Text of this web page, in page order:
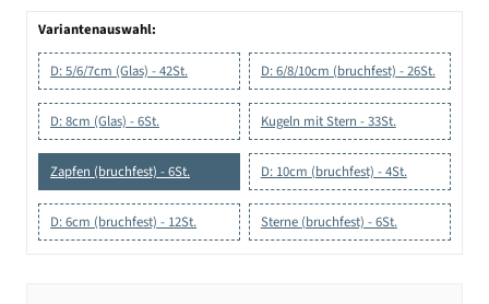
Variantenauswahl:
D: 5/6/7cm (Glas) - 42St. D: 6/8/10cm (bruchfest) - 26St.
D: 8cm (Glas) - 6St. Kugeln mit Stern - 33St.
Zapfen (bruchfest) - 6St. D: 10cm (bruchfest) - 4St.
D: 6cm (bruchfest) - 12St. Sterne (bruchfest) - 6St.